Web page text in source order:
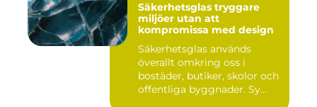
Säkerhetsglas tryggare
miljöer utan att
kompromissa med design
Säkerhetsglas används
överallt omkring oss i
bostäder, butiker, skolor och
offentliga byggnader. Sy...